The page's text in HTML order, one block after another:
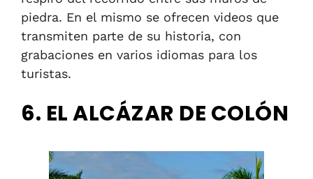
piedra. En el mismo se ofrecen videos que
transmiten parte de su historia, con
grabaciones en varios idiomas para los
turistas.
6. EL ALCÁZAR DE COLÓN